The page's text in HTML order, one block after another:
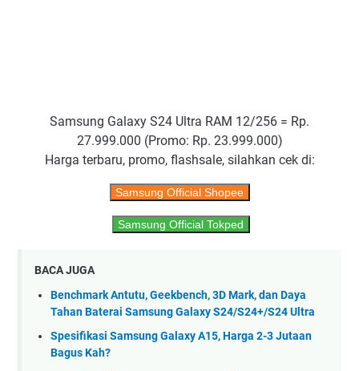
Samsung Galaxy S24 Ultra RAM 12/256 = Rp.
27.999.000 (Promo: Rp. 23.999.000)
Harga terbaru, promo, flashsale, silahkan cek di:
Samsung Official Shopee
Samsung Official Tokped
BACA JUGA
Benchmark Antutu, Geekbench, 3D Mark, dan Daya
Tahan Baterai Samsung Galaxy S24/S24+/S24 Ultra
Spesifikasi Samsung Galaxy A15, Harga 2-3 Jutaan
Bagus Kah?